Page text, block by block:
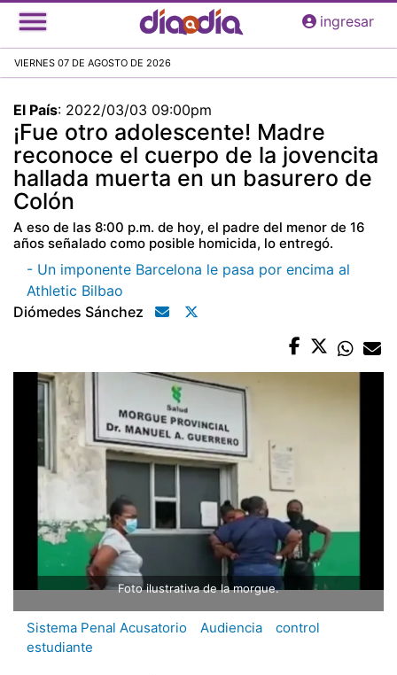
Pasar
al
principal
ingresar
VIERNES 07 DE AGOSTO DE 2026
El País: 2022/03/03 09:00pm
¡Fue otro adolescente! Madre
reconoce el cuerpo de la jovencita
hallada muerta en un basurero de
Colón
A eso de las 8:00 p.m. de hoy, el padre del menor de 16
años señalado como posible homicida, lo entregó.
- Un imponente Barcelona le pasa por encima al
Athletic Bilbao
Diómedes Sánchez
Foto ilustrativa de la morgue.
Sistema Penal Acusatorio Audiencia
control
estudiante